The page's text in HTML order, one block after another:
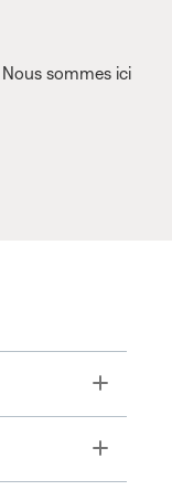
sommes ici
Toggle
Toggle